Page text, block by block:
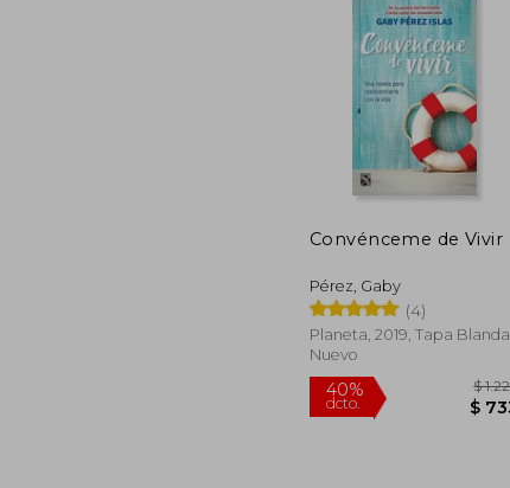
dcto.
Convénceme de Vivir
Pérez, Gaby
(4)
Planeta, 2019, Tapa Blanda,
Nuevo